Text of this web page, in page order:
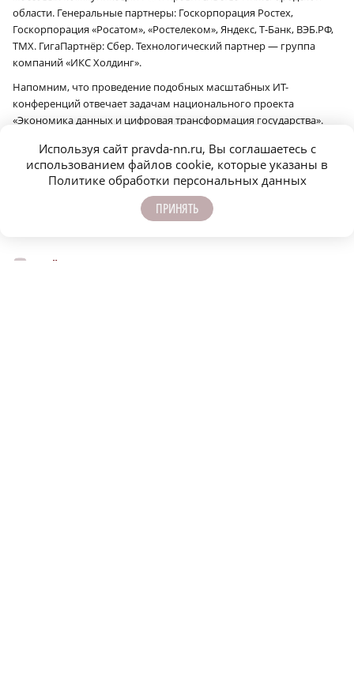
области. Генеральные партнеры: Госкорпорация Ростех,
Госкорпорация «Росатом», «Ростелеком», Яндекс, Т‑Банк, ВЭБ.РФ,
ТМХ. ГигаПартнёр: Сбер. Технологический партнер — группа
компаний «ИКС Холдинг».
Напомним, что проведение подобных масштабных ИТ-
конференций отвечает задачам национального проекта
«Экономика данных и цифровая трансформация государства».
Владимира Путина.
Сообщить об ошибке Поделиться
Используя сайт pravda-nn.ru, Вы соглашаетесь с
использованием файлов cookie, которые указаны в
Политике обработки персональных данных
ПРИНЯТЬ